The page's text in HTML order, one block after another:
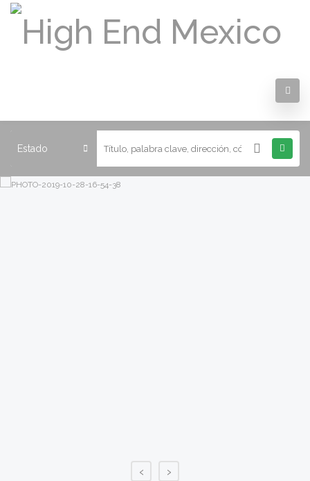
Estado
‹ ›